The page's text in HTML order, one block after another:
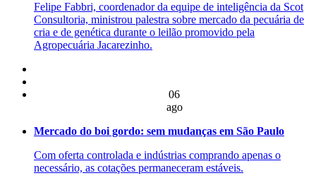
Felipe Fabbri, coordenador da equipe de inteligência da Scot
Consultoria, ministrou palestra sobre mercado da pecuária de
cria e de genética durante o leilão promovido pela
Agropecuária Jacarezinho.
06
ago
Mercado do boi gordo: sem mudanças em São Paulo
Com oferta controlada e indústrias comprando apenas o
necessário, as cotações permaneceram estáveis.